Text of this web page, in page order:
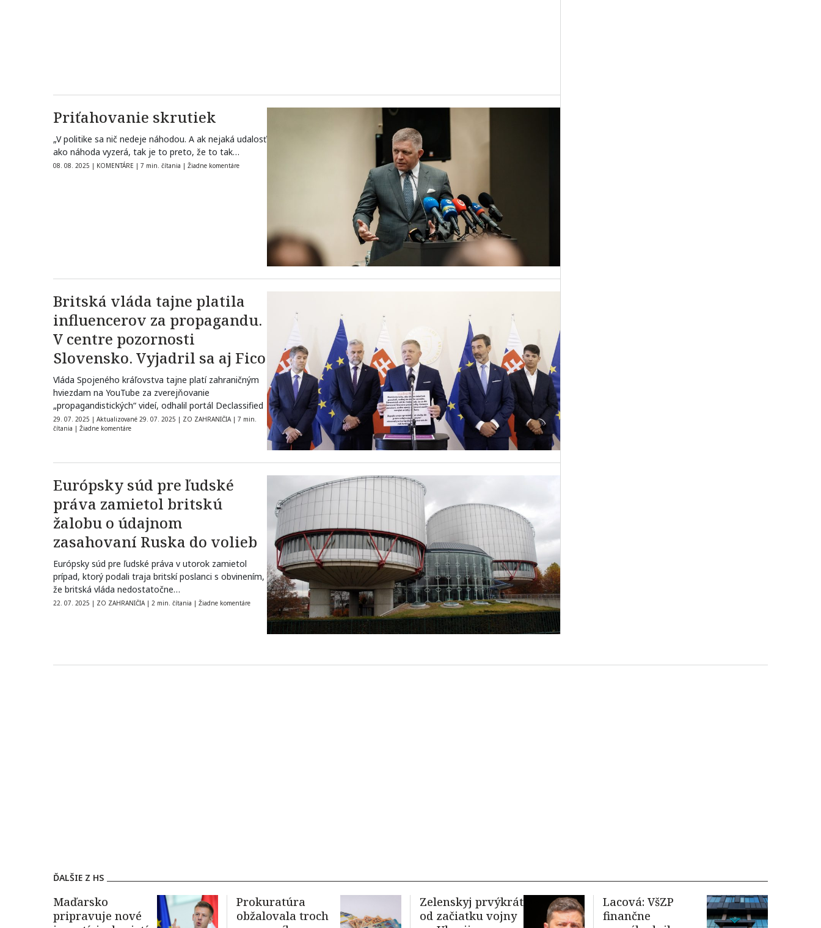
Priťahovanie skrutiek
„V politike sa nič nedeje náhodou. A ak nejaká udalosť
ako náhoda vyzerá, tak je to preto, že to tak…
08. 08. 2025 | KOMENTÁRE | 7 min. čítania | Žiadne komentáre
Britská vláda tajne platila
influencerov za propagandu.
V centre pozornosti
Slovensko. Vyjadril sa aj Fico
Vláda Spojeného kráľovstva tajne platí zahraničným
hviezdam na YouTube za zverejňovanie
„propagandistických“ videí, odhalil portál Declassified
29. 07. 2025 | Aktualizované 29. 07. 2025 | ZO ZAHRANIČIA | 7 min.
čítania | Žiadne komentáre
Európsky súd pre ľudské
práva zamietol britskú
žalobu o údajnom
zasahovaní Ruska do volieb
Európsky súd pre ľudské práva v utorok zamietol
prípad, ktorý podali traja britskí poslanci s obvinením,
že britská vláda nedostatočne…
22. 07. 2025 | ZO ZAHRANIČIA | 2 min. čítania | Žiadne komentáre
ĎALŠIE Z HS
Maďarsko
pripravuje nové
Prokuratúra
obžalovala troch
Zelenskyj prvýkrát
od začiatku vojny
Lacová: VšZP
finančne